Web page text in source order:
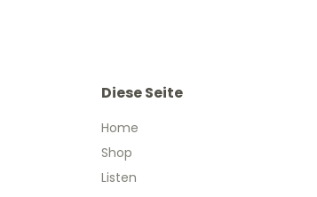
Diese Seite
Home
Shop
Listen